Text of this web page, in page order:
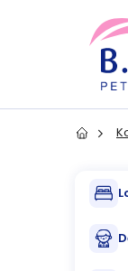
Domů